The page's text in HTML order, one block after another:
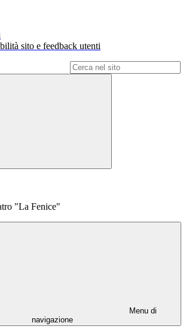
sito e feedback utenti
"La Fenice"
Menu di
navigazione